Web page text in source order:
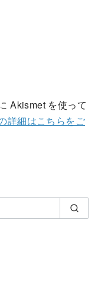
Akismet を使って
詳細はこちらをご